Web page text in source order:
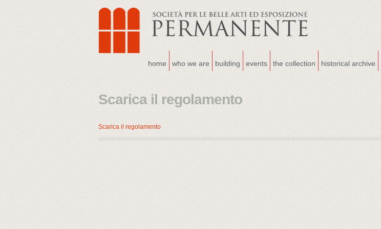
home who we are building events the collection historical archive
Scarica il regolamento
Scarica il regolamento